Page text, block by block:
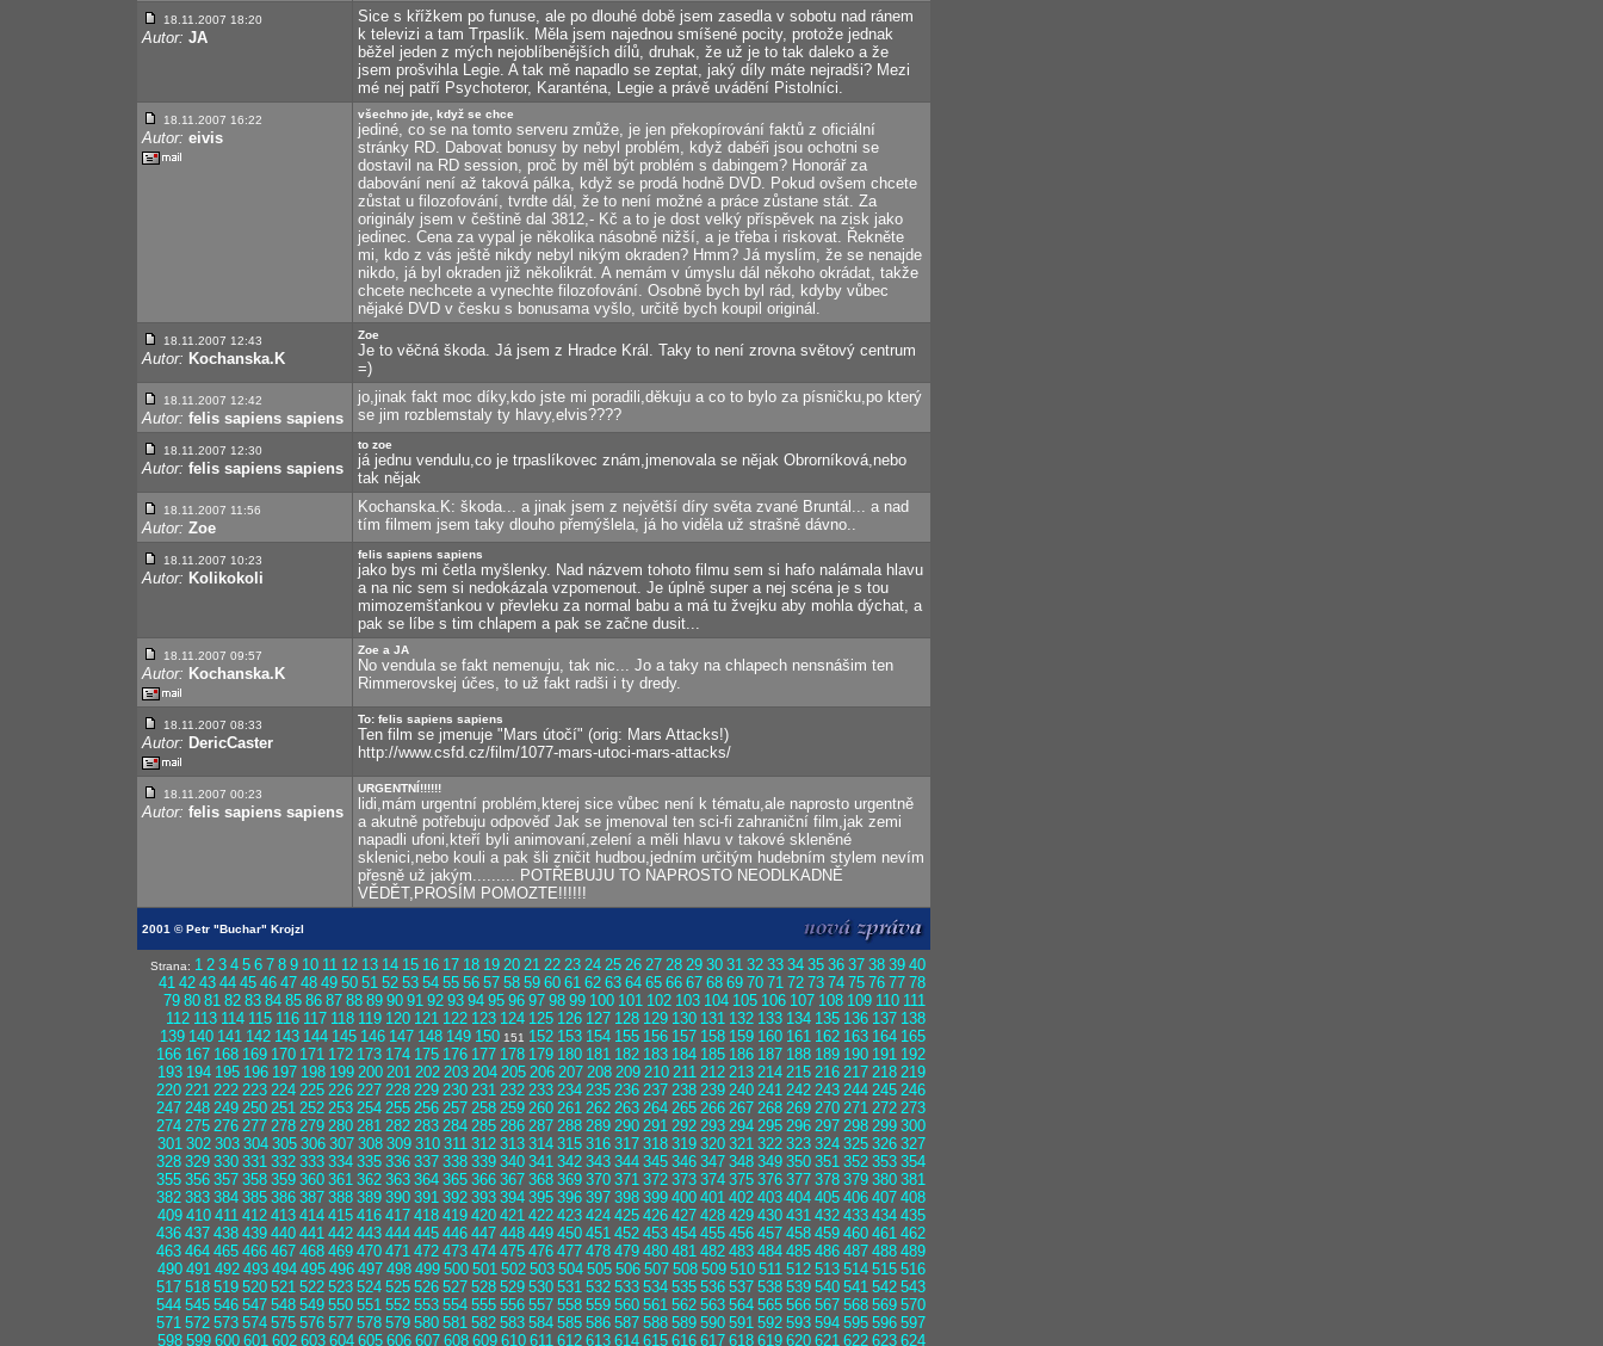
18.11.2007 18:20
Autor: JA
Sice s křížkem po funuse, ale po dlouhé době jsem zasedla v sobotu nad ránem
k televizi a tam Trpaslík. Měla jsem najednou smíšené pocity, protože jednak
běžel jeden z mých nejoblíbenějších dílů, druhak, že už je to tak daleko a že
jsem prošvihla Legie. A tak mě napadlo se zeptat, jaký díly máte nejradši? Mezi
mé nej patří Psychoteror, Karanténa, Legie a právě uvádění Pistolníci.
18.11.2007 16:22
Autor: eivis
všechno jde, když se chce
jediné, co se na tomto serveru zmůže, je jen překopírování faktů z oficiální
stránky RD. Dabovat bonusy by nebyl problém, když dabéři jsou ochotni se
dostavil na RD session, proč by měl být problém s dabingem? Honorář za
dabování není až taková pálka, když se prodá hodně DVD. Pokud ovšem chcete
zůstat u filozofování, tvrdte dál, že to není možné a práce zůstane stát. Za
originály jsem v češtině dal 3812,- Kč a to je dost velký příspěvek na zisk jako
jedinec. Cena za vypal je několika násobně nižší, a je třeba i riskovat. Řekněte
mi, kdo z vás ještě nikdy nebyl nikým okraden? Hmm? Já myslím, že se nenajde
nikdo, já byl okraden již několikrát. A nemám v úmyslu dál někoho okrádat, takže
chcete nechcete a vynechte filozofování. Osobně bych byl rád, kdyby vůbec
nějaké DVD v česku s bonusama vyšlo, určitě bych koupil originál.
18.11.2007 12:43
Autor: Kochanska.K
Zoe
Je to věčná škoda. Já jsem z Hradce Král. Taky to není zrovna světový centrum
=)
18.11.2007 12:42
Autor: felis sapiens sapiens
jo,jinak fakt moc díky,kdo jste mi poradili,děkuju a co to bylo za písničku,po který
se jim rozblemstaly ty hlavy,elvis????
18.11.2007 12:30
Autor: felis sapiens sapiens
to zoe
já jednu vendulu,co je trpaslíkovec znám,jmenovala se nějak Obrorníková,nebo
tak nějak
18.11.2007 11:56
Autor: Zoe
Kochanska.K: škoda... a jinak jsem z největší díry světa zvané Bruntál... a nad
tím filmem jsem taky dlouho přemýšlela, já ho viděla už strašně dávno..
18.11.2007 10:23
Autor: Kolikokoli
felis sapiens sapiens
jako bys mi četla myšlenky. Nad názvem tohoto filmu sem si hafo nalámala hlavu
a na nic sem si nedokázala vzpomenout. Je úplně super a nej scéna je s tou
mimozemšťankou v převleku za normal babu a má tu žvejku aby mohla dýchat, a
pak se líbe s tim chlapem a pak se začne dusit...
18.11.2007 09:57
Autor: Kochanska.K
Zoe a JA
No vendula se fakt nemenuju, tak nic... Jo a taky na chlapech nensnášim ten
Rimmerovskej účes, to už fakt radši i ty dredy.
18.11.2007 08:33
Autor: DericCaster
To: felis sapiens sapiens
Ten film se jmenuje "Mars útočí" (orig: Mars Attacks!)
http://www.csfd.cz/film/1077-mars-utoci-mars-attacks/
18.11.2007 00:23
Autor: felis sapiens sapiens
URGENTNÍ!!!!!!
lidi,mám urgentní problém,kterej sice vůbec není k tématu,ale naprosto urgentně
a akutně potřebuju odpověď Jak se jmenoval ten sci-fi zahraniční film,jak zemi
napadli ufoni,kteří byli animovaní,zelení a měli hlavu v takové skleněné
sklenici,nebo kouli a pak šli zničit hudbou,jedním určitým hudebním stylem nevím
přesně už jakým......... POTŘEBUJU TO NAPROSTO NEODLKADNĚ
VĚDĚT,PROSÍM POMOZTE!!!!!!
2001 © Petr "Buchar" Krojzl
Strana: 1 2 3 4 5 6 7 8 9 10 11 12 13 14 15 16 17 18 19 20 21 22 23 24 25 26 27 28 29 30 31 32 33 34 35 36 37 38 39 40
41 42 43 44 45 46 47 48 49 50 51 52 53 54 55 56 57 58 59 60 61 62 63 64 65 66 67 68 69 70 71 72 73 74 75 76 77 78
79 80 81 82 83 84 85 86 87 88 89 90 91 92 93 94 95 96 97 98 99 100 101 102 103 104 105 106 107 108 109 110 111
112 113 114 115 116 117 118 119 120 121 122 123 124 125 126 127 128 129 130 131 132 133 134 135 136 137 138
139 140 141 142 143 144 145 146 147 148 149 150 151 152 153 154 155 156 157 158 159 160 161 162 163 164 165
166 167 168 169 170 171 172 173 174 175 176 177 178 179 180 181 182 183 184 185 186 187 188 189 190 191 192
193 194 195 196 197 198 199 200 201 202 203 204 205 206 207 208 209 210 211 212 213 214 215 216 217 218 219
220 221 222 223 224 225 226 227 228 229 230 231 232 233 234 235 236 237 238 239 240 241 242 243 244 245 246
247 248 249 250 251 252 253 254 255 256 257 258 259 260 261 262 263 264 265 266 267 268 269 270 271 272 273
274 275 276 277 278 279 280 281 282 283 284 285 286 287 288 289 290 291 292 293 294 295 296 297 298 299 300
301 302 303 304 305 306 307 308 309 310 311 312 313 314 315 316 317 318 319 320 321 322 323 324 325 326 327
328 329 330 331 332 333 334 335 336 337 338 339 340 341 342 343 344 345 346 347 348 349 350 351 352 353 354
355 356 357 358 359 360 361 362 363 364 365 366 367 368 369 370 371 372 373 374 375 376 377 378 379 380 381
382 383 384 385 386 387 388 389 390 391 392 393 394 395 396 397 398 399 400 401 402 403 404 405 406 407 408
409 410 411 412 413 414 415 416 417 418 419 420 421 422 423 424 425 426 427 428 429 430 431 432 433 434 435
436 437 438 439 440 441 442 443 444 445 446 447 448 449 450 451 452 453 454 455 456 457 458 459 460 461 462
463 464 465 466 467 468 469 470 471 472 473 474 475 476 477 478 479 480 481 482 483 484 485 486 487 488 489
490 491 492 493 494 495 496 497 498 499 500 501 502 503 504 505 506 507 508 509 510 511 512 513 514 515 516
517 518 519 520 521 522 523 524 525 526 527 528 529 530 531 532 533 534 535 536 537 538 539 540 541 542 543
544 545 546 547 548 549 550 551 552 553 554 555 556 557 558 559 560 561 562 563 564 565 566 567 568 569 570
571 572 573 574 575 576 577 578 579 580 581 582 583 584 585 586 587 588 589 590 591 592 593 594 595 596 597
598 599 600 601 602 603 604 605 606 607 608 609 610 611 612 613 614 615 616 617 618 619 620 621 622 623 624